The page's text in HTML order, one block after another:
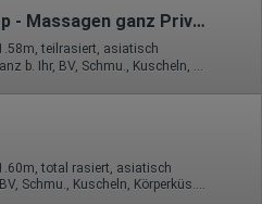
er auf weitere Seiten des
verlassen?
Maya AV Top - Massagen ganz Privat
teilrasiert, asiatisch
total rasiert, asiatisch
69, Franz b. Ihr, BV, Schmu., Kuscheln, Körperküs., AV b. Ihm, EL